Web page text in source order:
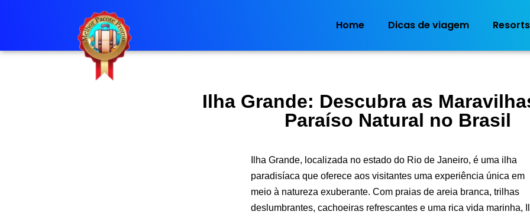
para
Home Dicas de viagem Resorts
Ilha Grande: Descubra as
Paraíso Natural no Brasil
Ilha Grande, localizada no estado do Rio de Janeiro, é uma ilha
paradisíaca que oferece aos visitantes uma experiência única em
meio à natureza exuberante. Com praias de areia branca, trilhas
deslumbrantes, cachoeiras refrescantes e uma rica vida marinha,